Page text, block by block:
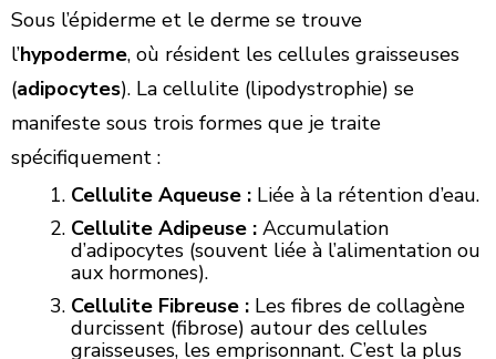
Sous l’épiderme et le derme se trouve
l’hypoderme, où résident les cellules graisseuses
(adipocytes). La cellulite (lipodystrophie) se
manifeste sous trois formes que je traite
spécifiquement :
Cellulite Aqueuse : Liée à la rétention d’eau.
Cellulite Adipeuse : Accumulation
d’adipocytes (souvent liée à l’alimentation ou
aux hormones).
Cellulite Fibreuse : Les fibres de collagène
durcissent (fibrose) autour des cellules
graisseuses, les emprisonnant. C’est la plus